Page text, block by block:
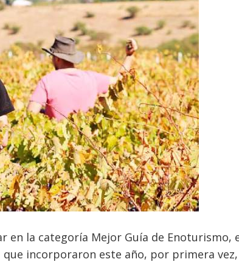
la categoría Mejor Guía de Enoturismo,
que incorporaron este año, por primera vez,